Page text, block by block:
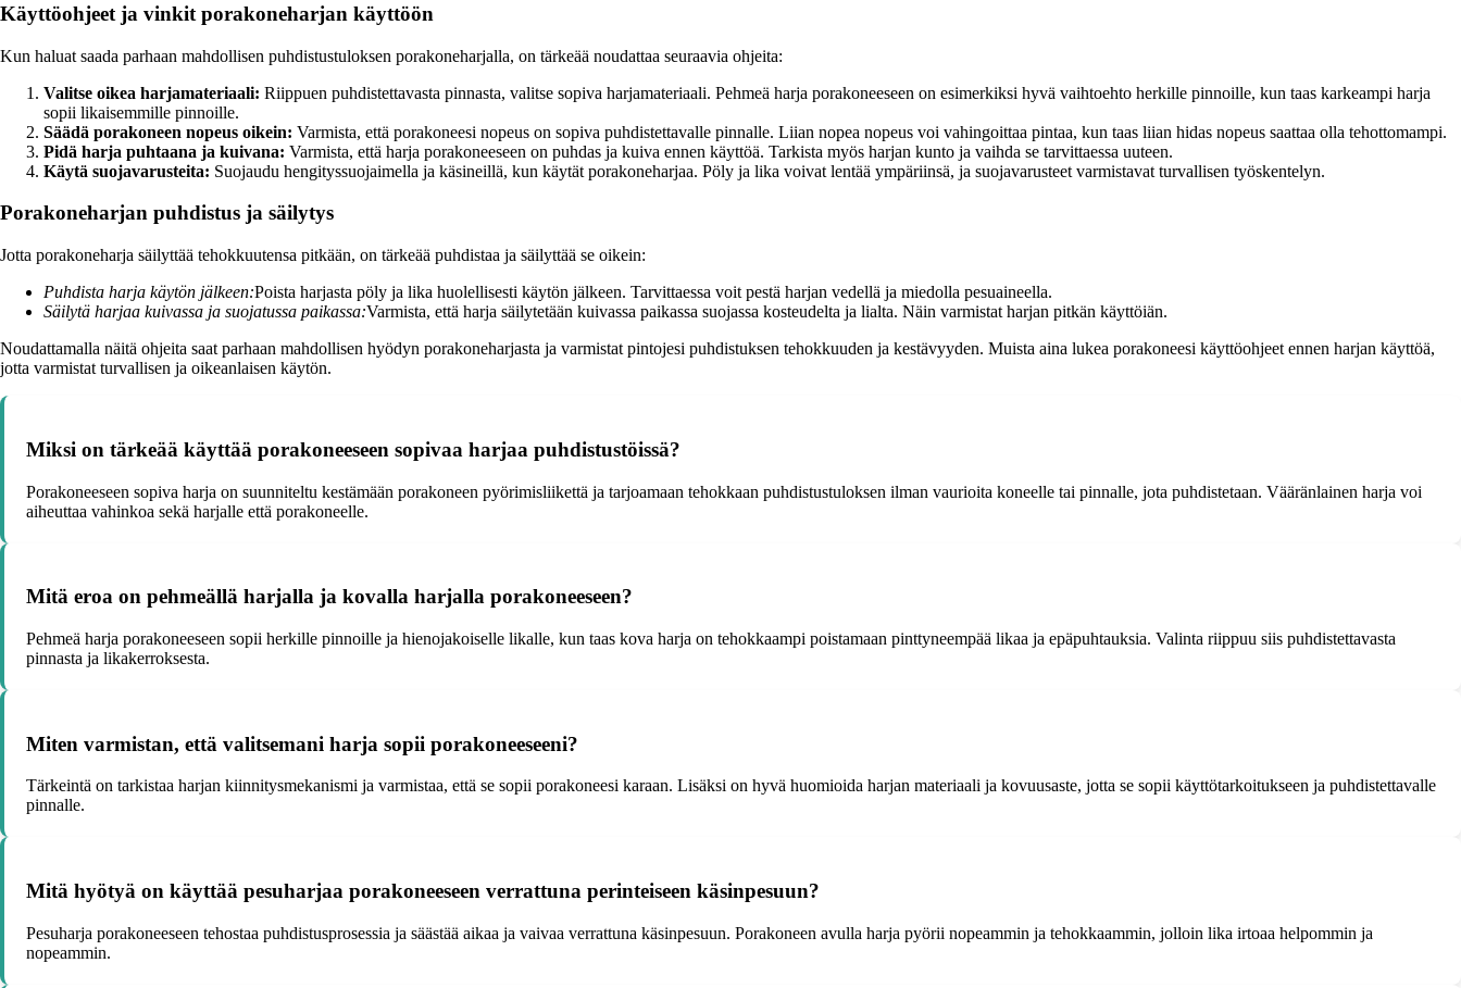
Käyttöohjeet ja vinkit porakoneharjan käyttöön
Kun haluat saada parhaan mahdollisen puhdistustuloksen porakoneharjalla, on tärkeää noudattaa seuraavia ohjeita:
Valitse oikea harjamateriaali: Riippuen puhdistettavasta pinnasta, valitse sopiva harjamateriaali. Pehmeä harja porakoneeseen on esimerkiksi hyvä vaihtoehto herkille pinnoille, kun taas karkeampi harja
sopii likaisemmille pinnoille.
Säädä porakoneen nopeus oikein: Varmista, että porakoneesi nopeus on sopiva puhdistettavalle pinnalle. Liian nopea nopeus voi vahingoittaa pintaa, kun taas liian hidas nopeus saattaa olla tehottomampi.
Pidä harja puhtaana ja kuivana: Varmista, että harja porakoneeseen on puhdas ja kuiva ennen käyttöä. Tarkista myös harjan kunto ja vaihda se tarvittaessa uuteen.
Käytä suojavarusteita: Suojaudu hengityssuojaimella ja käsineillä, kun käytät porakoneharjaa. Pöly ja lika voivat lentää ympäriinsä, ja suojavarusteet varmistavat turvallisen työskentelyn.
Porakoneharjan puhdistus ja säilytys
Jotta porakoneharja säilyttää tehokkuutensa pitkään, on tärkeää puhdistaa ja säilyttää se oikein:
Puhdista harja käytön jälkeen:Poista harjasta pöly ja lika huolellisesti käytön jälkeen. Tarvittaessa voit pestä harjan vedellä ja miedolla pesuaineella.
Säilytä harjaa kuivassa ja suojatussa paikassa:Varmista, että harja säilytetään kuivassa paikassa suojassa kosteudelta ja lialta. Näin varmistat harjan pitkän käyttöiän.
Noudattamalla näitä ohjeita saat parhaan mahdollisen hyödyn porakoneharjasta ja varmistat pintojesi puhdistuksen tehokkuuden ja kestävyyden. Muista aina lukea porakoneesi käyttöohjeet ennen harjan käyttöä,
jotta varmistat turvallisen ja oikeanlaisen käytön.
Miksi on tärkeää käyttää porakoneeseen sopivaa harjaa puhdistustöissä?
Porakoneeseen sopiva harja on suunniteltu kestämään porakoneen pyörimisliikettä ja tarjoamaan tehokkaan puhdistustuloksen ilman vaurioita koneelle tai pinnalle, jota puhdistetaan. Vääränlainen harja voi
aiheuttaa vahinkoa sekä harjalle että porakoneelle.
Mitä eroa on pehmeällä harjalla ja kovalla harjalla porakoneeseen?
Pehmeä harja porakoneeseen sopii herkille pinnoille ja hienojakoiselle likalle, kun taas kova harja on tehokkaampi poistamaan pinttyneempää likaa ja epäpuhtauksia. Valinta riippuu siis puhdistettavasta
pinnasta ja likakerroksesta.
Miten varmistan, että valitsemani harja sopii porakoneeseeni?
Tärkeintä on tarkistaa harjan kiinnitysmekanismi ja varmistaa, että se sopii porakoneesi karaan. Lisäksi on hyvä huomioida harjan materiaali ja kovuusaste, jotta se sopii käyttötarkoitukseen ja puhdistettavalle
pinnalle.
Mitä hyötyä on käyttää pesuharjaa porakoneeseen verrattuna perinteiseen käsinpesuun?
Pesuharja porakoneeseen tehostaa puhdistusprosessia ja säästää aikaa ja vaivaa verrattuna käsinpesuun. Porakoneen avulla harja pyörii nopeammin ja tehokkaammin, jolloin lika irtoaa helpommin ja
nopeammin.